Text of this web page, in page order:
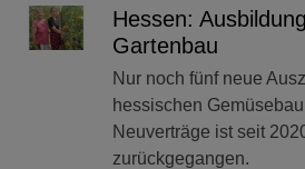
Hessen:
Gartenbau
Nur noch fünf neue
hessischen
Neuverträge ist seit
zurückgegangen.